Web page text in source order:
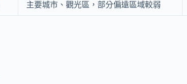
主要城市、觀光區，部分偏遠區域較弱